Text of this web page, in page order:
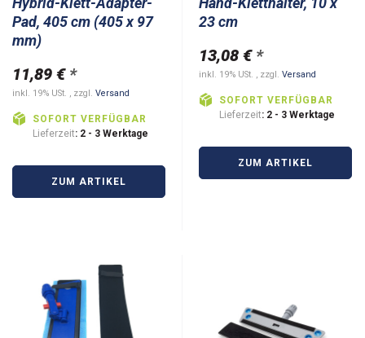
Pad, 405 cm (405 x 97
mm)
11,89 € *
inkl. 19% USt. , zzgl. Versand
SOFORT VERFÜGBAR
Lieferzeit: 2 - 3 Werktage
ZUM ARTIKEL
23 cm
13,08 € *
inkl. 19% USt. , zzgl. Versand
SOFORT VERFÜGBAR
Lieferzeit: 2 - 3 Werktage
ZUM ARTIKEL